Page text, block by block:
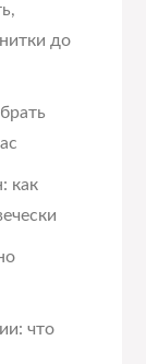
до
как
что